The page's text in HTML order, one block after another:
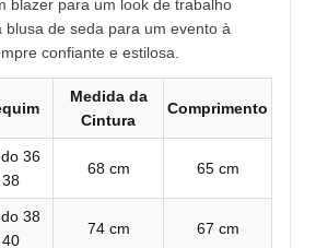
blazer para um look de trabalho
blusa de seda para um evento à
confiante e estilosa.
Medida da
Cintura
Comprimento
36
68 cm 65 cm
38
74 cm 67 cm